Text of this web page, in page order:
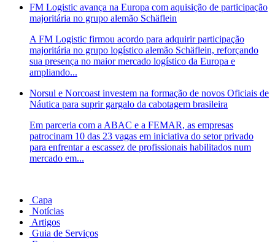
FM Logistic avança na Europa com aquisição de participação
majoritária no grupo alemão Schäflein
A FM Logistic firmou acordo para adquirir participação
majoritária no grupo logístico alemão Schäflein, reforçando
sua presença no maior mercado logístico da Europa e
ampliando...
Norsul e Norcoast investem na formação de novos Oficiais de
Náutica para suprir gargalo da cabotagem brasileira
Em parceria com a ABAC e a FEMAR, as empresas
patrocinam 10 das 23 vagas em iniciativa do setor privado
para enfrentar a escassez de profissionais habilitados num
mercado em...
Capa
Notícias
Artigos
Guia de Serviços